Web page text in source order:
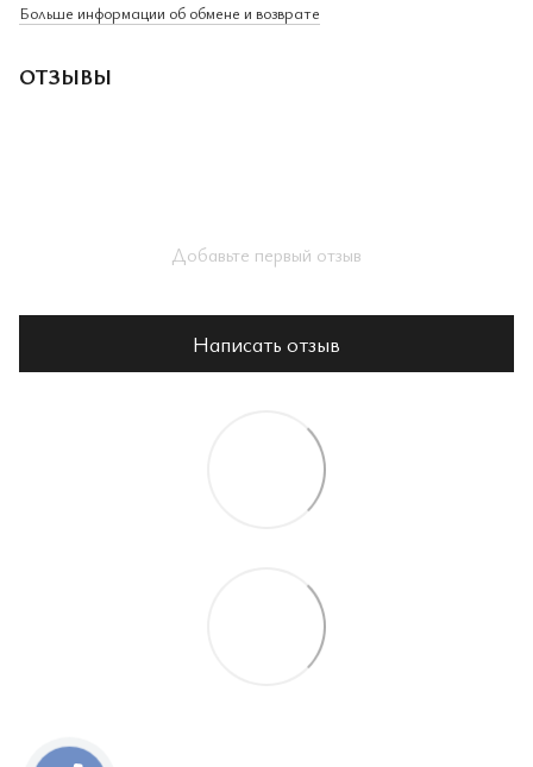
Больше информации об обмене и возврате
ОТЗЫВЫ
Добавьте первый отзыв
Написать отзыв